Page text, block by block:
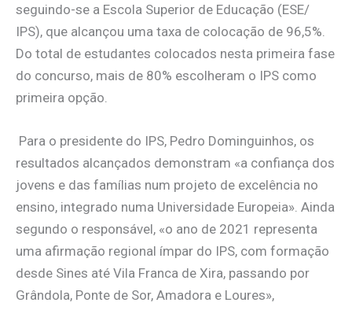
seguindo-se a Escola Superior de Educação (ESE/
IPS), que alcançou uma taxa de colocação de 96,5%.
Do total de estudantes colocados nesta primeira fase
do concurso, mais de 80% escolheram o IPS como
primeira opção.
Para o presidente do IPS, Pedro Dominguinhos, os
resultados alcançados demonstram «a confiança dos
jovens e das famílias num projeto de excelência no
ensino, integrado numa Universidade Europeia». Ainda
segundo o responsável, «o ano de 2021 representa
uma afirmação regional ímpar do IPS, com formação
desde Sines até Vila Franca de Xira, passando por
Grândola, Ponte de Sor, Amadora e Loures»,